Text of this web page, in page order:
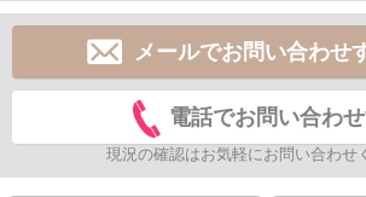
メールでお問い合わせ
電話でお問い合わ
現況の確認はお気軽にお問い合わせ